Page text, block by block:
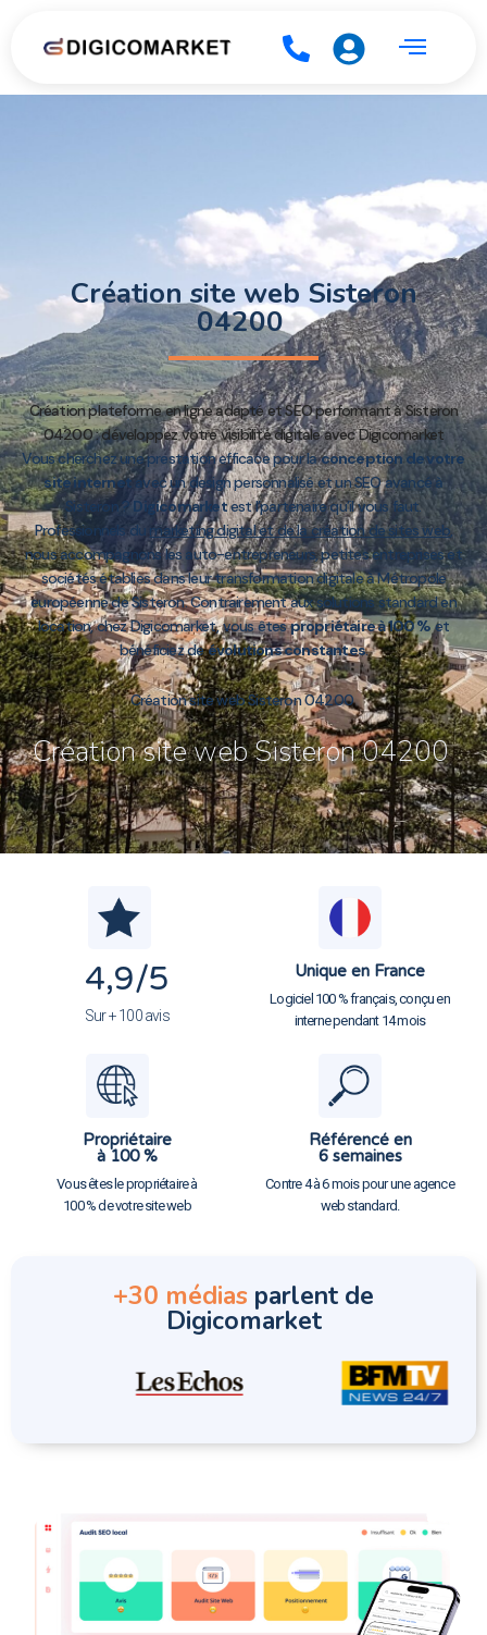
Création site web Sisteron
04200
Création plateforme en ligne adapté et SEO performant à Sisteron
04200 : développez votre visibilité digitale avec Digicomarket
Vous cherchez une prestation efficace pour laconception de votre
site internetavec un design personnalisé et un SEO avancé à
Sisteron ?Digicomarketest l’partenaire qu’il vous faut.
Professionnels du marketing digital et de la création de sites web,
nous accompagnons les auto-entrepreneurs, petites entreprises et
sociétés établies dans leur transformation digitale à Métropole
européenne de Sisteron. Contrairement aux solutions standard en
location, chez Digicomarket, vous êtespropriétaire à 100 %et
bénéficiez deévolutions constantes.
Création site web Sisteron 04200
Création site web Sisteron 04200
4,9/5
Sur + 100 avis
Unique en France
Logiciel 100 % français, conçu en
interne pendant 14 mois
Propriétaire
à 100 %
Vous êtes le propriétaire à
100 % de votre site web
Référencé en
6 semaines
Contre 4 à 6 mois pour une agence
web standard.
+30 médias parlent de
Digicomarket